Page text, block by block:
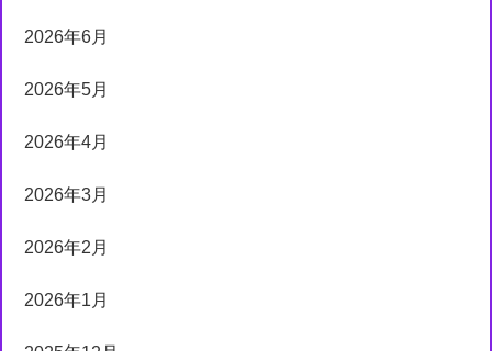
2026年6月
2026年5月
2026年4月
2026年3月
2026年2月
2026年1月